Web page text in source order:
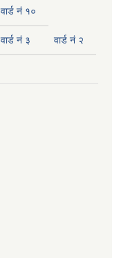
वार्ड नं १०
वार्ड नं ३ वार्ड नं २